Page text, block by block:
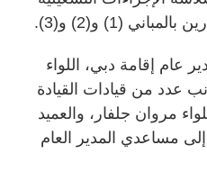
(1) و(2) و(3).
عام إقامة دبي، اللواء
عدد من قيادات القيادة
مروان جلفار، والعميد
مساعدي المدير العام